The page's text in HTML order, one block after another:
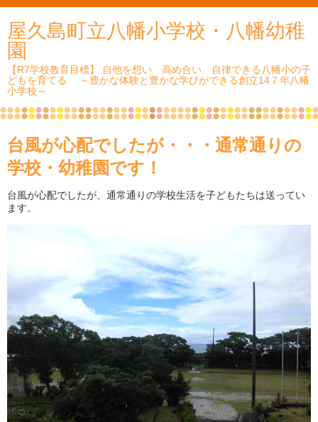
屋久島町立八幡小学校・八幡幼稚
園
【R7学校教育目標】 自他を想い 高め合い 自律できる八幡小の子
どもを育てる ～豊かな体験と豊かな学びができる創立14７年八幡
小学校～
台風が心配でしたが・・・通常通りの
学校・幼稚園です！
台風が心配でしたが、通常通りの学校生活を子どもたちは送ってい
ます。